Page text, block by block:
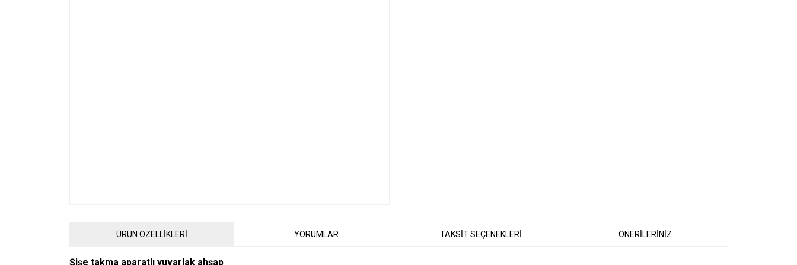
ÜRÜN ÖZELLİKLERİ YORUMLAR TAKSİT SEÇENEKLERİ ÖNERİLERİNİZ
Şişe takma aparatlı yuvarlak ahşap